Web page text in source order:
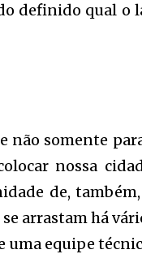
definido qual
somente
nossa
de,
arrastam há
uma equipe